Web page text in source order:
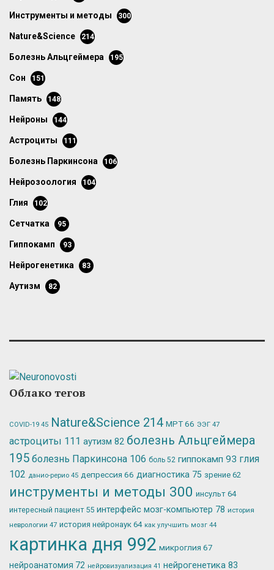
инструменты и методы 300
Nature&Science 214
болезнь Альцгеймера 195
сон 151
память 148
нейроны 144
астроциты 111
болезнь Паркинсона 106
нейрозоология 104
глия 102
сетчатка 95
гиппокамп 93
нейрогенетика 83
аутизм 82
Облако тегов
COVID-19 45 Nature&Science 214 МРТ66 ЭЭГ 47
астроциты 111 аутизм 82 болезнь Альцгеймера
195 болезнь Паркинсона 106 боль 52 гиппокамп 93 глия
102 данио-рерио 45 депрессия 66 диагностика 75 зрение 62
инструменты и методы 300 инсульт 64
интересный пациент 55 интерфейс мозг-компьютер 78 история
неврологии 47 история нейронаук 64 как улучшить мозг 44
картинка дня 992 микроглия 67
нейроанатомия 72 нейровизуализация 41 нейрогенетика 83